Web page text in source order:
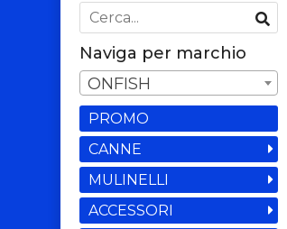
Naviga per marchio
ONFISH
PROMO
CANNE
MULINELLI
ACCESSORI